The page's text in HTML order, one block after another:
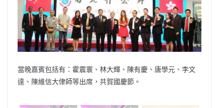
當晚嘉賓包括有：霍震寰、林大輝、陳有慶、唐學元、李文
達、陳維信大侓師等出席，共賀國慶節。